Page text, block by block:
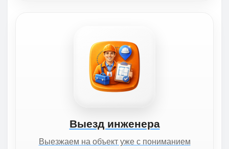
Выезд инженера
Выезжаем на объект уже с пониманием